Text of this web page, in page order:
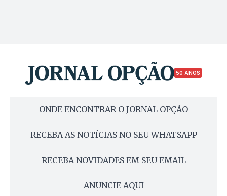
50 ANOS
ONDE ENCONTRAR O JORNAL OPÇÃO
RECEBA AS NOTÍCIAS NO SEU WHATSAPP
RECEBA NOVIDADES EM SEU EMAIL
ANUNCIE AQUI